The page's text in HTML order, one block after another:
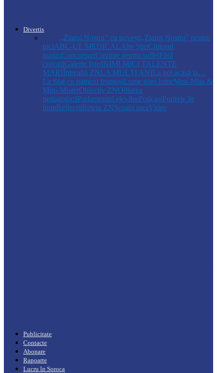
Divertis
,,Ziarul Nostru” cu povești„Ziarul Nostru” pentru
piciABC-UL MEDICALAlte ȘtiriCititorul
nostruConcursuriCuvinte pentru sufletFără
cravatăGalerie fotoINIMI MICI,TALENTE
MARIÎntreabă ZNLA MULŢI ANILa noi acasă la…
La Sfat cu oameni frumoșiLume soro lumeMini-Miss &
Mini-MisterObiectiv ZNOdiseea
pedagogicăParlamentul elevilorPodcastPortrete în
timpReflecțiiReteta ZNȘcoala meaVideo
Publicitate
Contacte
Abonare
Rapoarte
Lucru în Soroca